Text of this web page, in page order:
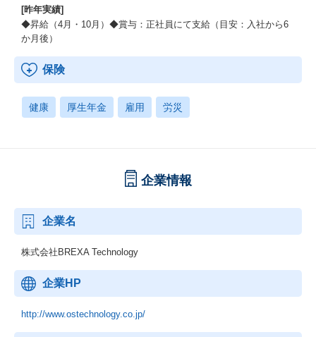
[昨年実績]
◆昇給（4月・10月）◆賞与：正社員にて支給（目安：入社から6
か月後）
保険
健康 厚生年金 雇用 労災
企業情報
企業名
株式会社BREXA Technology
企業HP
http://www.ostechnology.co.jp/